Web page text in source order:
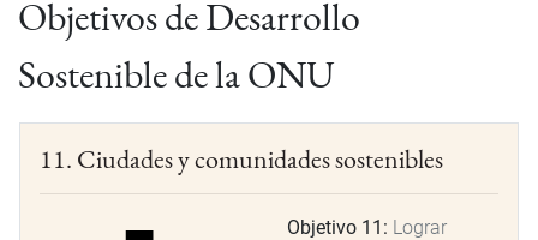
Objetivos de Desarrollo
Sostenible de la ONU
11. Ciudades y comunidades sostenibles
Objetivo 11: Lograr